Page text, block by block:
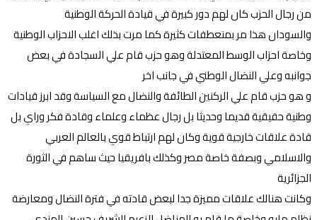
من رجال الحزب كان لهم دور كبيرة في قيادة الحركة الوطنية
والسودان هذا مر بمنعطفات كثيرة كما مرت بذلك اغلب الاحزاب الوطنية
وخاصة احزاب الوسط المعتدلة وهو حزب قام علي السجادة في بعض
جوانبه وعلي النضال الوطني في جانب اخر
و هو حزب قام علي الركنين الطائفة والنضال مع السياسة وقد ابرز قيادات
وطنية حقيقية قديما وحديثا بل رجال عظماء وعلماء وقادة فكر وراي بل
قادة علاقات خارجية قوية وكان لهم ارتباط قوي بالعالم العربي
والاسلامي وبصفة خاصة مصر وكذلك بافريقيا حيث ساهم في الثورة
الجزائرية
وكانت هنالك علاقات مميزة جدا لبعض قادته في فترة النضال ومعارضة